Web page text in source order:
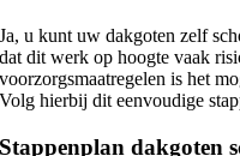
Ja, u kunt uw dakgoten zelf
dat dit werk op hoogte vaak
voorzorgsmaatregelen is het
Volg hierbij dit eenvoudige
Stappenplan dakgoten